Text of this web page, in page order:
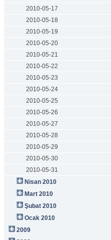
2010-05-17
2010-05-18
2010-05-19
2010-05-20
2010-05-21
2010-05-22
2010-05-23
2010-05-24
2010-05-25
2010-05-26
2010-05-27
2010-05-28
2010-05-29
2010-05-30
2010-05-31
Nisan 2010
Mart 2010
Şubat 2010
Ocak 2010
2009